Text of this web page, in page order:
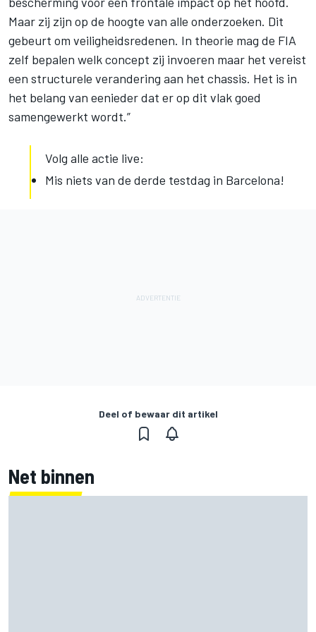
Maar zij zijn op de hoogte van alle onderzoeken. Dit
gebeurt om veiligheidsredenen. In theorie mag de FIA
zelf bepalen welk concept zij invoeren maar het vereist
een structurele verandering aan het chassis. Het is in
het belang van eenieder dat er op dit vlak goed
samengewerkt wordt.”
Volg alle actie live:
Mis niets van de derde testdag in Barcelona!
Deel of bewaar dit artikel
Net binnen